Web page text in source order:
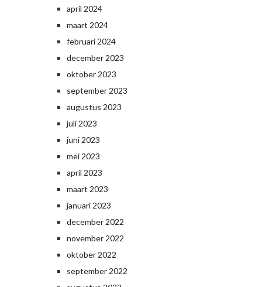
april 2024
maart 2024
februari 2024
december 2023
oktober 2023
september 2023
augustus 2023
juli 2023
juni 2023
mei 2023
april 2023
maart 2023
januari 2023
december 2022
november 2022
oktober 2022
september 2022